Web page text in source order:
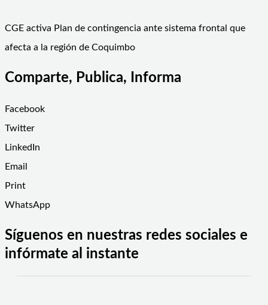
CGE activa Plan de contingencia ante sistema frontal que
afecta a la región de Coquimbo
Comparte, Publica, Informa
Facebook
Twitter
LinkedIn
Email
Print
WhatsApp
Síguenos en nuestras redes sociales e
infórmate al instante